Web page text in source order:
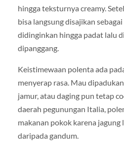
hingga teksturnya creamy.
bisa langsung disajikan
didinginkan hingga padat lalu
dipanggang.
Keistimewaan polenta ada
menyerap rasa. Mau
jamur, atau daging pun tetap
daerah pegunungan Italia,
makanan pokok karena
daripada gandum.